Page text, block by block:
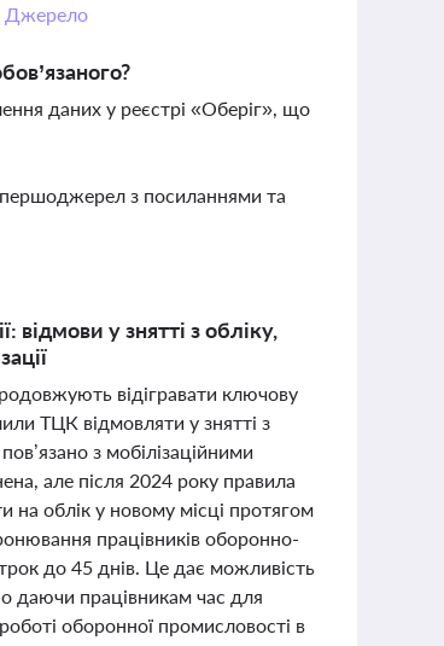
Джерело
даних у реєстрі «Оберіг», що
з посиланнями та
у знятті з обліку,
відігравати ключову
ТЦК відмовляти у знятті з
з мобілізаційними
але після 2024 року правила
на облік у новому місці протягом
працівників оборонно-
до 45 днів. Це дає можливість
даючи працівникам час для
оборонної промисловості в